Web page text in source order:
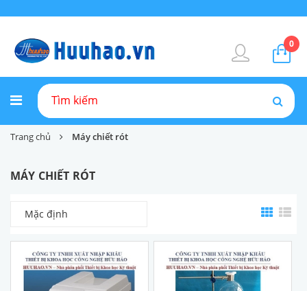
0
Trang chủ Máy chiết rót
MÁY CHIẾT RÓT
Mặc định